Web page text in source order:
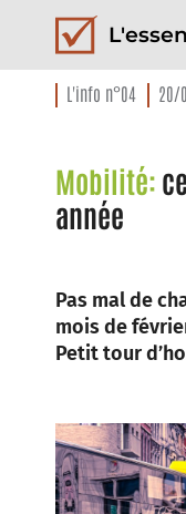
L'info n°04 20/
Mobilité:
année
Pas mal de
mois de
Petit tour